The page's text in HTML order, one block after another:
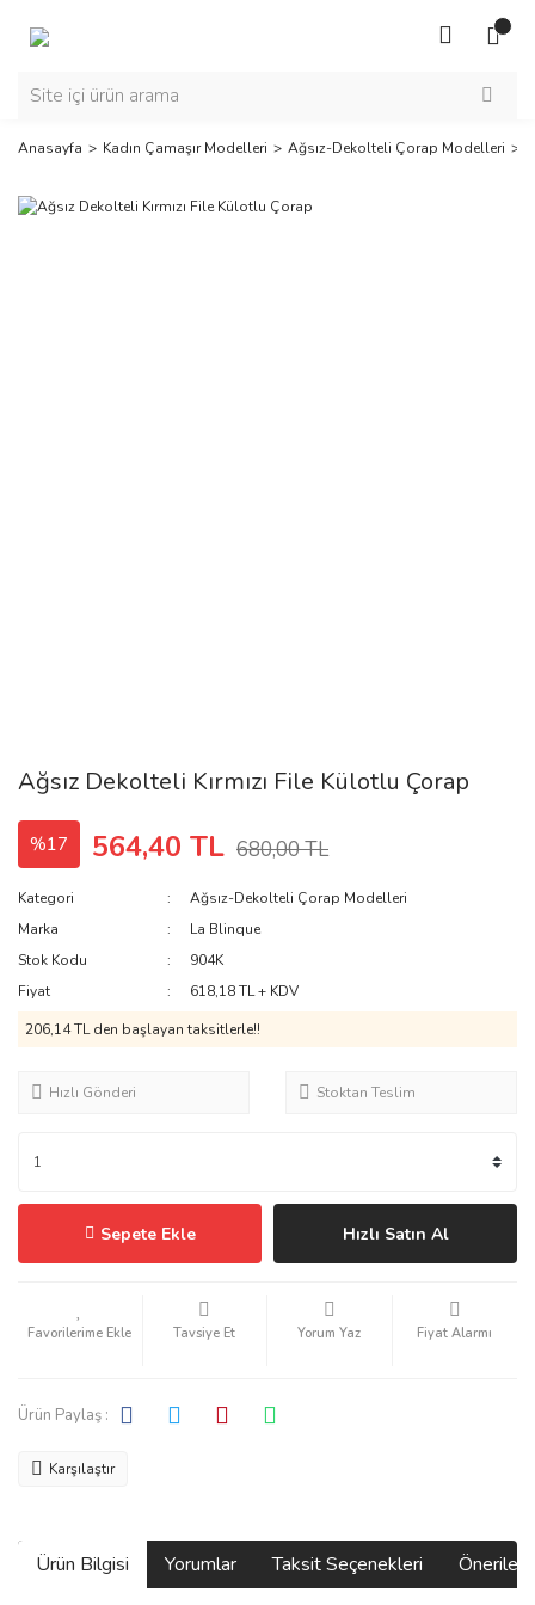
Anasayfa Kadın Çamaşır Modelleri Ağsız-Dekolteli Çorap Modelleri
Ağsız Dekolteli Kırmızı File Külotlu Çorap
%17 564,40 TL 680,00 TL
Kategori
Ağsız-Dekolteli Çorap Modelleri
Marka
La Blinque
Stok Kodu
904K
Fiyat
618,18 TL + KDV
206,14 TL den başlayan taksitlerle!!
Hızlı Gönderi Stoktan Teslim
Sepete Ekle Hızlı Satın Al
Tavsiye Et Yorum Yaz Fiyat Alarmı
Ürün Paylaş :
Karşılaştır
Ürün Bilgisi Yorumlar Taksit Seçenekleri